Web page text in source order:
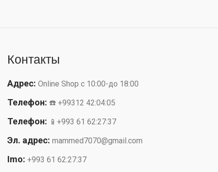
Контакты
Адрес: Online Shop с 10:00-до 18:00
Телефон: ☎️ +99312 42:04:05
Телефон: 📱+993 61 62:27:37
Эл. адрес: mammed7070@gmail.com
Imo: +993 61 62:27:37